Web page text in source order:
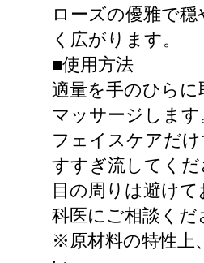
ローズの優雅で
く広がります。
■使用方法
適量を手のひら
マッサージしま
フェイスケアだ
すすぎ流してくだ
目の周りは避け
科医にご相談くだ
※原材料の特性上